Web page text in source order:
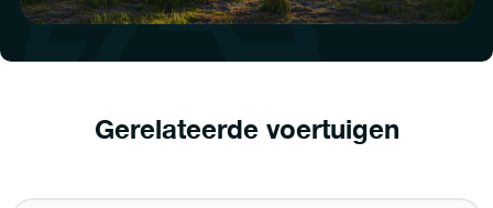
Gerelateerde voertuigen